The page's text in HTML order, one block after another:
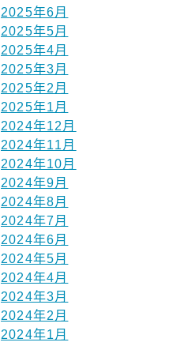
2025年6月
2025年5月
2025年4月
2025年3月
2025年2月
2025年1月
2024年12月
2024年11月
2024年10月
2024年9月
2024年8月
2024年7月
2024年6月
2024年5月
2024年4月
2024年3月
2024年2月
2024年1月